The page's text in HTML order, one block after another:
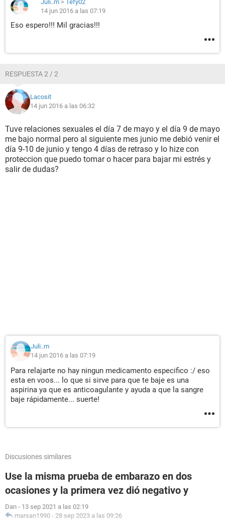
Juli..m >
Tefy02
14 jun 2016 a las 07:19
Eso espero!!! Mil gracias!!!
RESPUESTA 2 / 2
Lacosit
14 jun 2016 a las 06:32
Tuve relaciones sexuales el día 7 de mayo y el día 9 de mayo
me bajo normal pero al siguiente mes junio me debió venir el
día 9-10 de junio y tengo 4 días de retraso y lo hize con
proteccion que puedo tomar o hacer para bajar mi estrés y
salir de dudas?
Juli..m
14 jun 2016 a las 07:19
Para relajarte no hay ningun medicamento especifico :/ eso
esta en voos... lo que si sirve para que te baje es una
aspirina ya que es anticoagulante y ayuda a que la sangre
baje rápidamente... suerte!
Discusiones similares
Use la misma prueba de embarazo en dos
ocasiones y la primera vez dió negativo y
Dan - 13 sep 2021 a las 02:19
marsan1990 - 28 sep 2023 a las 09:26